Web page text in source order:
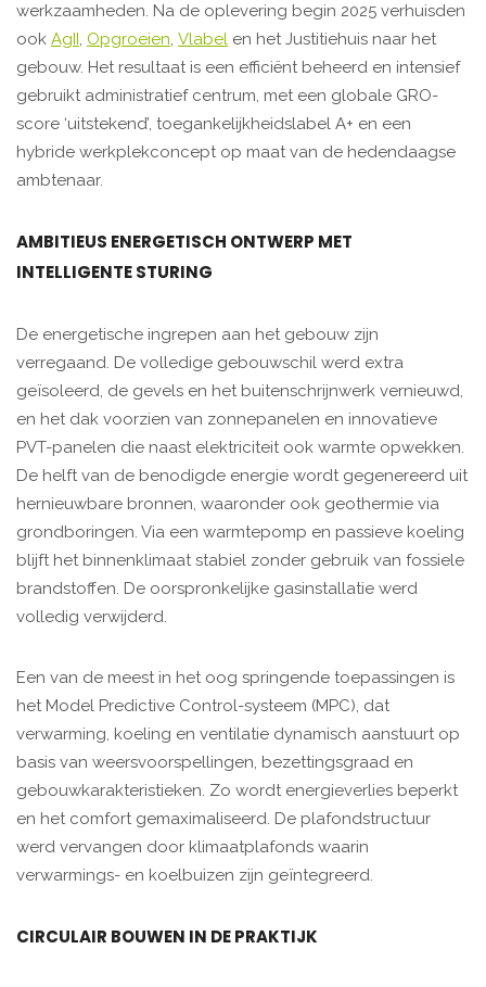
werkzaamheden. Na de oplevering begin 2025 verhuisden
ook AgII , Opgroeien, Vlabel en het Justitiehuis naar het
gebouw. Het resultaat is een efficiënt beheerd en intensief
gebruikt administratief centrum, met een globale GRO-
score ‘uitstekend’, toegankelijkheidslabel A+ en een
hybride werkplekconcept op maat van de hedendaagse
ambtenaar.
AMBITIEUS ENERGETISCH ONTWERP MET
INTELLIGENTE STURING
De energetische ingrepen aan het gebouw zijn
verregaand. De volledige gebouwschil werd extra
geïsoleerd, de gevels en het buitenschrijnwerk vernieuwd,
en het dak voorzien van zonnepanelen en innovatieve
PVT-panelen die naast elektriciteit ook warmte opwekken.
De helft van de benodigde energie wordt gegenereerd uit
hernieuwbare bronnen, waaronder ook geothermie via
grondboringen. Via een warmtepomp en passieve koeling
blijft het binnenklimaat stabiel zonder gebruik van fossiele
brandstoffen. De oorspronkelijke gasinstallatie werd
volledig verwijderd.
Een van de meest in het oog springende toepassingen is
het Model Predictive Control-systeem (MPC), dat
verwarming, koeling en ventilatie dynamisch aanstuurt op
basis van weersvoorspellingen, bezettingsgraad en
gebouwkarakteristieken. Zo wordt energieverlies beperkt
en het comfort gemaximaliseerd. De plafondstructuur
werd vervangen door klimaatplafonds waarin
verwarmings- en koelbuizen zijn geïntegreerd.
CIRCULAIR BOUWEN IN DE PRAKTIJK